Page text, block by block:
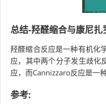
总结-羟醛缩合与康尼扎
羟醛缩合反应是一种有机化
应，其中两个分子发生歧化
应，而Cannizzaro反应是一
参考: